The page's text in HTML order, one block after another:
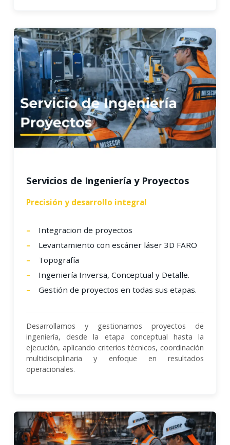
Servicios de Ingeniería y Proyectos
Precisión y desarrollo integral
Integracion de proyectos
Levantamiento con escáner láser 3D FARO
Topografía
Ingeniería Inversa, Conceptual y Detalle.
Gestión de proyectos en todas sus etapas.
Desarrollamos y gestionamos proyectos de
ingeniería, desde la etapa conceptual hasta la
ejecución, aplicando criterios técnicos, coordinación
multidisciplinaria y enfoque en resultados
operacionales.